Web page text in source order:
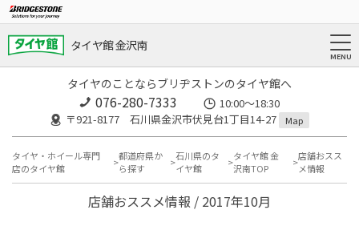
タイヤ館 金沢南
タイヤのことならブリヂストンのタイヤ館へ
076-280-7333
10:00～18:30
〒921-8177 石川県金沢市伏見台1丁目14-27
Map
タイヤ・ホイール専門
店のタイヤ館
都道府県か
ら探す
石川県のタ
イヤ館
タイヤ館 金
沢南TOP
店舗おスス
メ情報
店舗おススメ情報 / 2017年10月